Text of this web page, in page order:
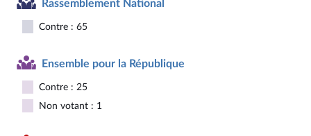
Rassemblement National
Contre : 65
Ensemble pour la République
Contre : 25
Non votant : 1